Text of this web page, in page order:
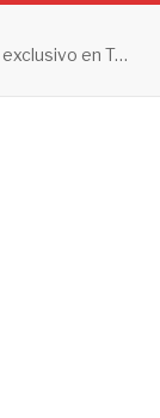
Condenan a hombre por portar arma de uso exclusivo en Tepic